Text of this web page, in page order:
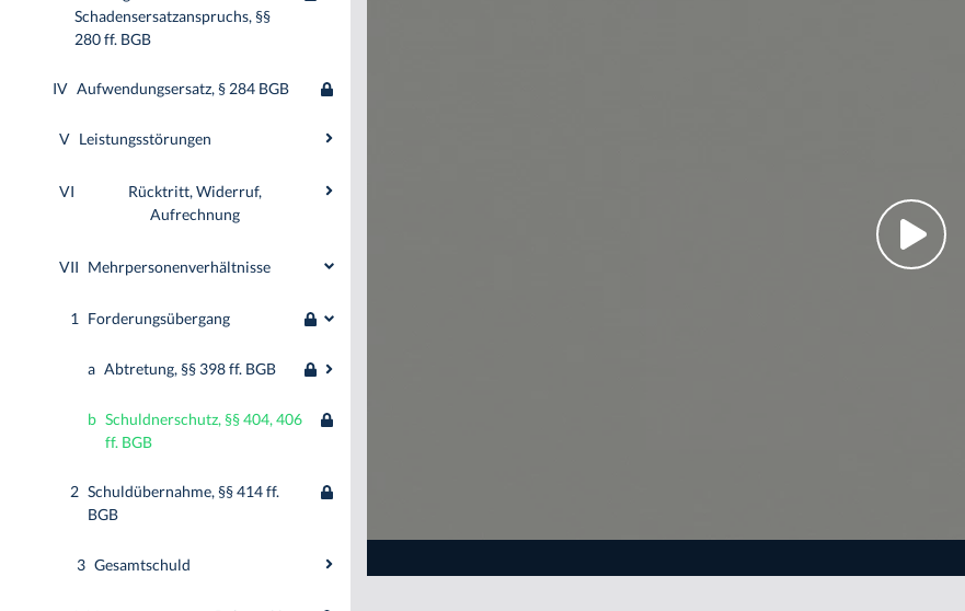
Schadensersatzanspruchs, §§
280 ff. BGB
IV Aufwendungsersatz, § 284 BGB
V Leistungsstörungen
VI
Rücktritt, Widerruf,
Aufrechnung
VII Mehrpersonenverhältnisse
1 Forderungsübergang
a Abtretung, §§ 398 ff. BGB
b Schuldnerschutz, §§ 404, 406
ff. BGB
2 Schuldübernahme, §§ 414 ff.
BGB
3 Gesamtschuld